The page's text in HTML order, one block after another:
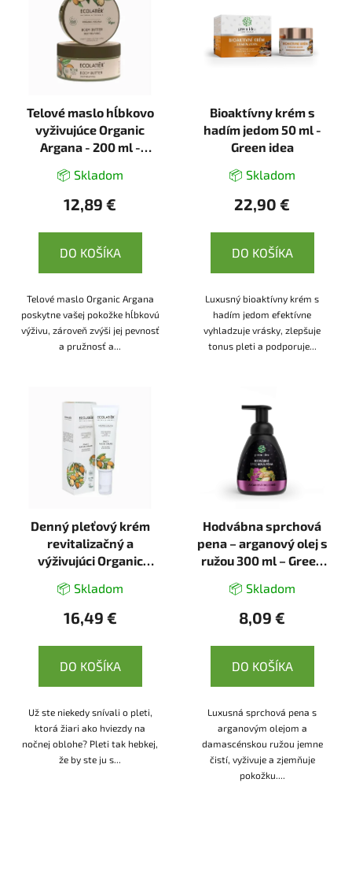
Telové maslo hĺbkovo
vyživujúce Organic
Argana - 200 ml -
📦 Skladom
12,89 €
DO KOŠÍKA
Telové maslo Organic Argana
poskytne vašej pokožke hĺbkovú
výživu, zároveň zvýši jej pevnosť
a pružnosť a...
Bioaktívny krém s
hadím jedom 50 ml -
Green idea
📦 Skladom
22,90 €
DO KOŠÍKA
Luxusný bioaktívny krém s
hadím jedom efektívne
vyhladzuje vrásky, zlepšuje
tonus pleti a podporuje...
Denný pleťový krém
revitalizačný a
výživujúci Organic
Ecolatier
📦 Skladom
16,49 €
DO KOŠÍKA
Už ste niekedy snívali o pleti,
ktorá žiari ako hviezdy na
nočnej oblohe? Pleti tak hebkej,
že by ste ju s...
Hodvábna sprchová
pena – arganový olej s
ružou 300 ml – Green
📦 Skladom
8,09 €
DO KOŠÍKA
Luxusná sprchová pena s
arganovým olejom a
damascénskou ružou jemne
čistí, vyživuje a zjemňuje
pokožku....